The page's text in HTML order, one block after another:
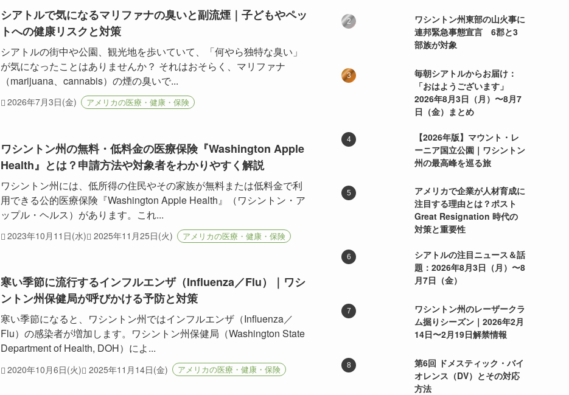
シアトルで気になるマリファナの臭いと副流煙｜子どもやペッ
トへの健康リスクと対策
シアトルの街中や公園、観光地を歩いていて、「何やら独特な臭い」
が気になったことはありませんか？ それはおそらく、マリファナ
（marijuana、cannabis）の煙の臭いで...
2026年7月3日(金) アメリカの医療・健康・保険
ワシントン州の無料・低料金の医療保険『Washington Apple
Health』とは？申請方法や対象者をわかりやすく解説
ワシントン州には、低所得の住民やその家族が無料または低料金で利
用できる公的医療保険『Washington Apple Health』（ワシントン・ア
ップル・ヘルス）があります。これ...
2023年10月11日(水) 2025年11月25日(火) アメリカの医療・健康・保険
寒い季節に流行するインフルエンザ（Influenza／Flu）｜ワシ
ントン州保健局が呼びかける予防と対策
寒い季節になると、ワシントン州ではインフルエンザ（Influenza／
Flu）の感染者が増加します。ワシントン州保健局（Washington State
Department of Health, DOH）によ...
2020年10月6日(火) 2025年11月14日(金) アメリカの医療・健康・保険
ワシントン州東部の山火事に
連邦緊急事態宣言 6郡と3
部族が対象
毎朝シアトルからお届け：
「おはようございます」
2026年8月3日（月）〜8月7
日（金）まとめ
【2026年版】マウント・レ
ーニア国立公園｜ワシントン
州の最高峰を巡る旅
アメリカで企業が人材育成に
注目する理由とは？ポスト
Great Resignation 時代の
対策と重要性
シアトルの注目ニュース＆話
題：2026年8月3日（月）〜8
月7日（金）
ワシントン州のレーザークラ
ム掘りシーズン｜2026年2月
14日〜2月19日解禁情報
第6回 ドメスティック・バイ
オレンス（DV）とその対応
方法